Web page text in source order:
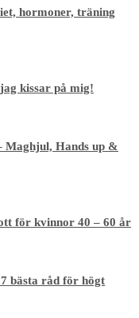
hormoner, träning
kissar på mig!
Maghjul, Hands up &
för kvinnor 40 – 60 år
bästa råd för högt